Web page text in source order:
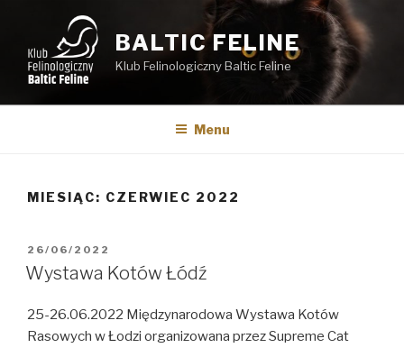
treści
BALTIC FELINE
Klub Felinologiczny Baltic Feline
Menu
MIESIĄC: CZERWIEC 2022
OPUBLIKOWANE
W
26/06/2022
Wystawa Kotów Łódź
25-26.06.2022 Międzynarodowa Wystawa Kotów
Rasowych w Łodzi organizowana przez Supreme Cat